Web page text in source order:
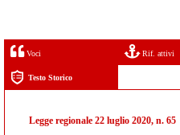
Voci Rif. attivi
Testo Storico
Legge regionale 22 luglio 2020, n. 65